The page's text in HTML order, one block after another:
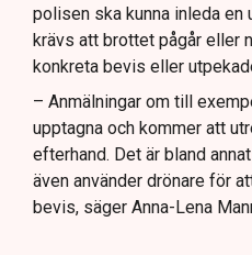
polisen ska kunna inleda en
krävs att brottet pågår eller
konkreta bevis eller
– Anmälningar om till
upptagna och kommer att
efterhand. Det är bland
även använder drönare för
bevis, säger Anna-Lena